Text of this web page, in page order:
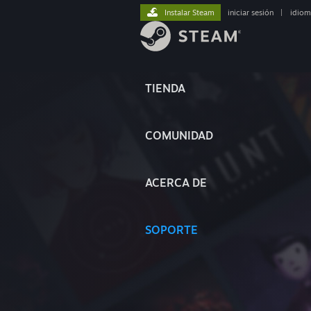
TIENDA
COMUNIDAD
ACERCA DE
SOPORTE
Instalar Steam iniciar sesión